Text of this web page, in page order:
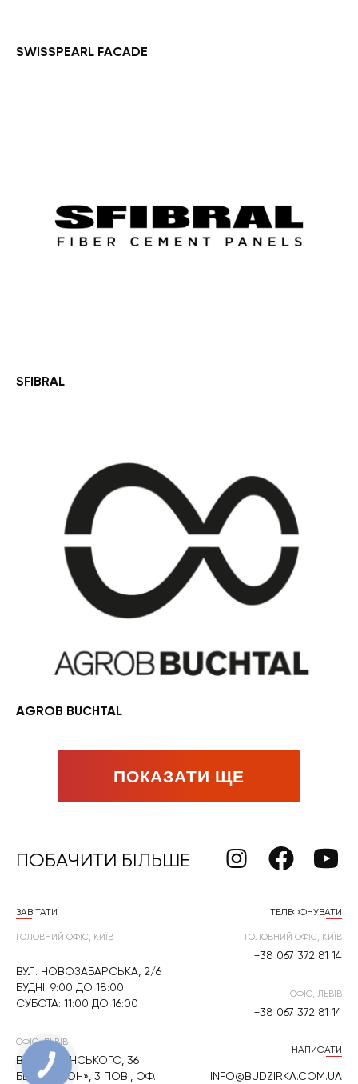
SWISSPEARL FACADE
SFIBRAL
AGROB BUCHTAL
ПОКАЗАТИ ЩЕ
ПОБАЧИТИ БІЛЬШЕ
ЗАВІТАТИ
ГОЛОВНИЙ ОФІС, КИЇВ
ВУЛ. НОВОЗАБАРСЬКА, 2/6
БУДНІ: 9:00 ДО 18:00
СУБОТА: 11:00 ДО 16:00
ОФІС, ЛЬВІВ
ВУЛ. ЛИПИНСЬКОГО, 36
БЦ «РУБІКОН», 3 ПОВ., ОФ.
ТЕЛЕФОНУВАТИ
ГОЛОВНИЙ ОФІС, КИЇВ
+38 067 372 81 14
ОФІС, ЛЬВІВ
+38 067 372 81 14
НАПИСАТИ
INFO@BUDZIRKA.COM.UA
КНОПКА
ЗВ'ЯЗКУ